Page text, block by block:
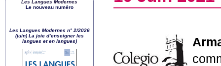
Les Langues Modernes
Le nouveau numéro
Les Langues Modernes n° 2/2026
(juin) La joie d’enseigner les
langues et en langues)